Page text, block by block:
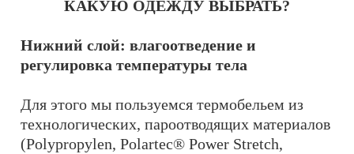
КАКУЮ ОДЕЖДУ ВЫБРАТЬ?
Нижний слой: влагоотведение и
регулировка температуры тела
Для этого мы пользуемся термобельем из
технологических, пароотводящих материалов
(Polypropylen, Polartec® Power Stretch,